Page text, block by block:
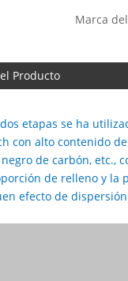
Marca
Producto
etapas se ha
con alto contenido
de carbón, etc.,
de relleno y la
efecto de